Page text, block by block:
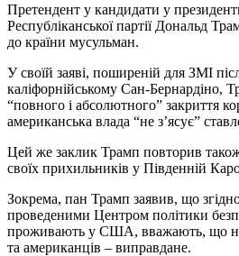
Претендент у кандидати у
Республіканської партії Дональд
до країни мусульман.
У своїй заяві, поширеній для ЗМІ
каліфорнійському Сан-Бернардіно,
“повного і абсолютного” закриття
американська влада “не з’ясує”
Цей же заклик Трамп повторив
своїх прихильників у Південній
Зокрема, пан Трамп заявив, що
проведеними Центром політики
проживають у США, вважають, що
та американців – виправдане.